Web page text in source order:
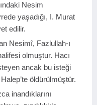
Nesim
yaşadığı, I. Murat
edilir.
Nesimî, Fazlullah-ı
olmuştur. Hacı
ancak bu isteği
öldürülmüştür.
inandıklarını